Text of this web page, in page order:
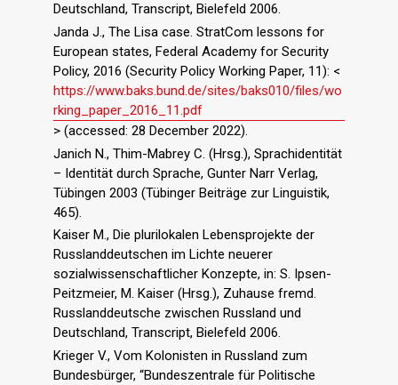
Deutschland, Transcript, Bielefeld 2006.
Janda J., The Lisa case. StratCom lessons for
European states, Federal Academy for Security
Policy, 2016 (Security Policy Working Paper, 11): <
https://www.baks.bund.de/sites/baks010/files/wo
rking_paper_2016_11.pdf
> (accessed: 28 December 2022).
Janich N., Thim-Mabrey C. (Hrsg.), Sprachidentität
– Identität durch Sprache, Gunter Narr Verlag,
Tübingen 2003 (Tübinger Beiträge zur Linguistik,
465).
Kaiser M., Die plurilokalen Lebensprojekte der
Russlanddeutschen im Lichte neuerer
sozialwissenschaftlicher Konzepte, in: S. Ipsen-
Peitzmeier, M. Kaiser (Hrsg.), Zuhause fremd.
Russlanddeutsche zwischen Russland und
Deutschland, Transcript, Bielefeld 2006.
Krieger V., Vom Kolonisten in Russland zum
Bundesbürger, “Bundeszentrale für Politische